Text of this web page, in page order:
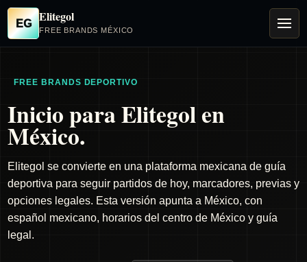
EG Elitegol
FREE BRANDS MÉXICO
FREE BRANDS DEPORTIVO
Inicio para Elitegol en
México.
Elitegol se convierte en una plataforma mexicana de guía
deportiva para seguir partidos de hoy, marcadores, previas y
opciones legales. Esta versión apunta a México, con
español mexicano, horarios del centro de México y guía
legal.